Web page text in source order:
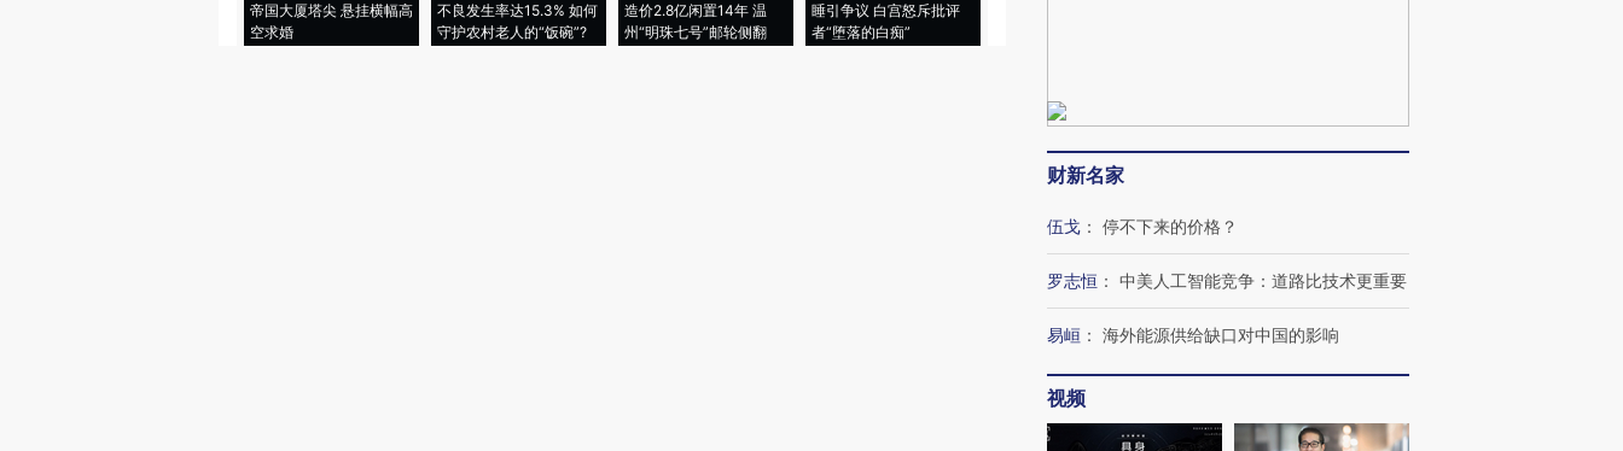
帝国大厦塔尖 悬挂横幅高
空求婚
不良发生率达15.3% 如何
守护农村老人的“饭碗”?
造价2.8亿闲置14年 温
州“明珠七号”邮轮侧翻
睡引争议 白宫怒斥批评
者“堕落的白痴”
财新名家
伍戈 ： 停不下来的价格？
罗志恒 ： 中美人工智能竞争：道路比技术更重要
易峘 ： 海外能源供给缺口对中国的影响
视频